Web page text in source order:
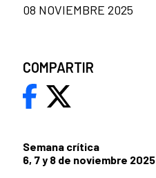
Semana crítica
6, 7 y 8 de noviembre 2025
08 NOVIEMBRE 2025
COMPARTIR